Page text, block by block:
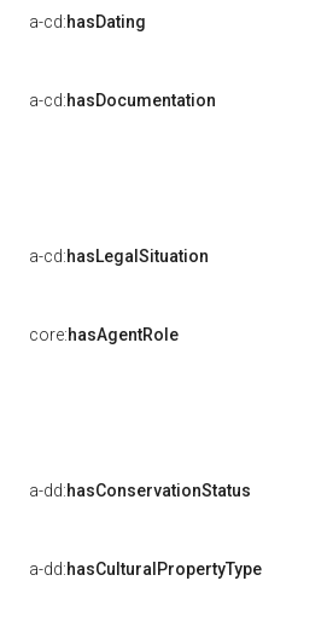
a-cd:hasDating
a-cd:hasDocumentation
a-cd:hasLegalSituation
core:hasAgentRole
a-dd:hasConservationStatus
a-dd:hasCulturalPropertyType